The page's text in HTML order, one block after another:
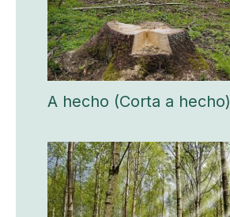
A hecho (Corta a hecho)